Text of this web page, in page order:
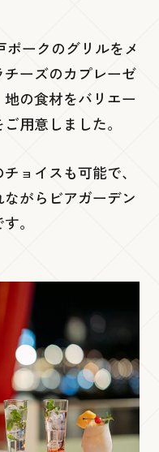
戸ポートタ
ション
ポークのグリルをメ
ーズのカプレーゼ
の食材をバリエー
用意しました。
ョイスも可能で、
がらビアガーデン
。